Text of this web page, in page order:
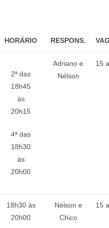
HORÁRIO RESPONS.
2ª das
18h45
às
20h15
4ª das
18h30
às
20h00
Adriano e
Nélson
15
18h30 às
20h00
Nélson e
Chico
15